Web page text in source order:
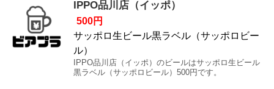
IPPO品川店（イッポ）
500円
サッポロ生ビール黒ラベル（サッポロビー
ル）
IPPO品川店（イッポ）のビールはサッポロ生ビール
黒ラベル（サッポロビール）500円です。